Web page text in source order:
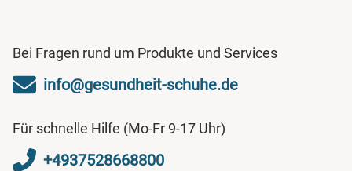
Bei Fragen rund um Produkte und Services
info@gesundheit-schuhe.de
Für schnelle Hilfe (Mo-Fr 9-17 Uhr)
+4937528668800